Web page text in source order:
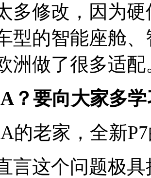
多修改，因为
型的智能座舱
洲做了很多适配
？要向大家多
的老家，全新
言这个问题极